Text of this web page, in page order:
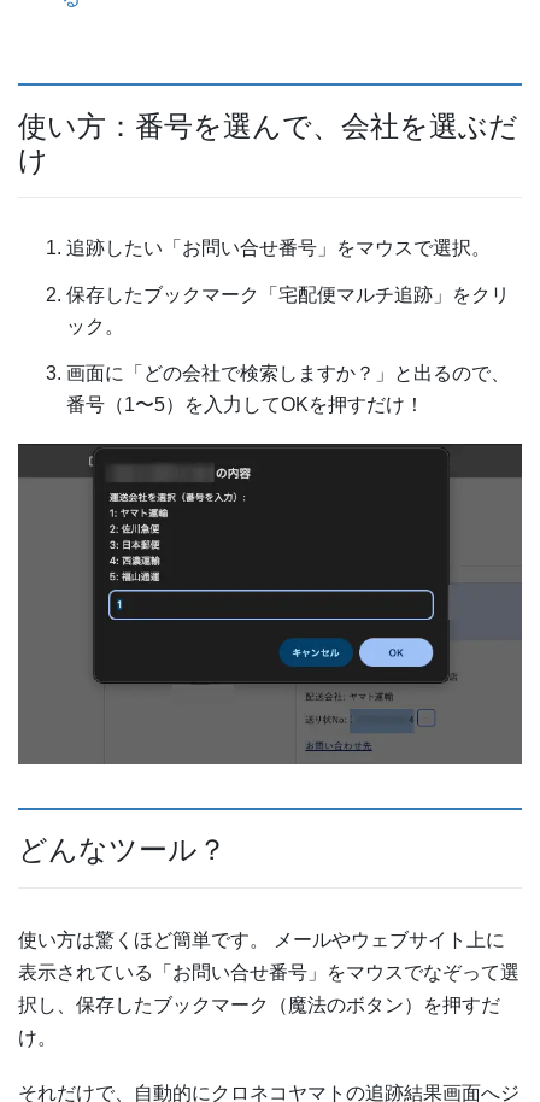
使い方：番号を選んで、会社を選ぶだ
け
追跡したい「お問い合せ番号」をマウスで選択。
保存したブックマーク「宅配便マルチ追跡」をクリ
ック。
画面に「どの会社で検索しますか？」と出るので、
番号（1〜5）を入力してOKを押すだけ！
どんなツール？
使い方は驚くほど簡単です。 メールやウェブサイト上に
表示されている「お問い合せ番号」をマウスでなぞって選
択し、保存したブックマーク（魔法のボタン）を押すだ
け。
それだけで、自動的にクロネコヤマトの追跡結果画面へジ